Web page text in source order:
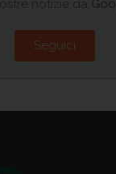
Seguici